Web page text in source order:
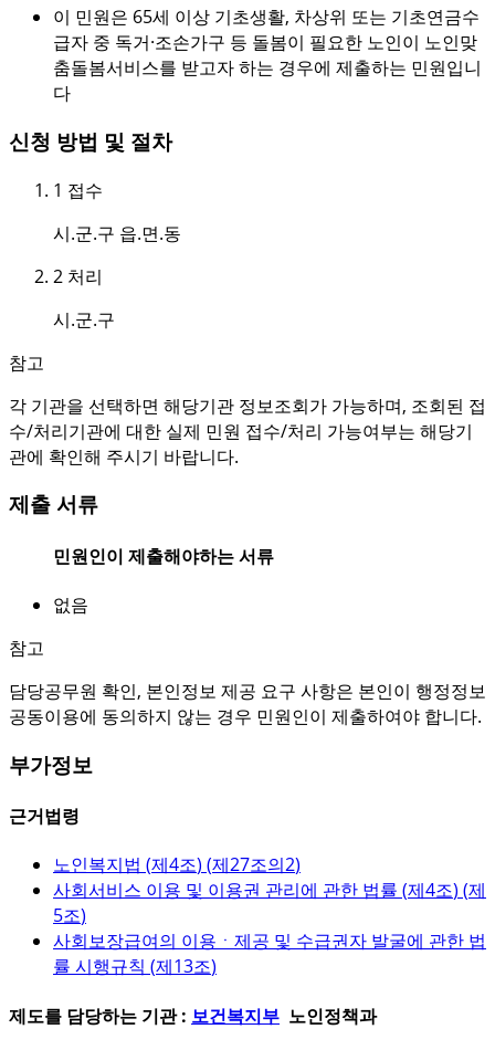
이 민원은 65세 이상 기초생활, 차상위 또는 기초연금수
급자 중 독거·조손가구 등 돌봄이 필요한 노인이 노인맞
춤돌봄서비스를 받고자 하는 경우에 제출하는 민원입니
다
신청 방법 및 절차
1 접수
시.군.구 읍.면.동
2 처리
시.군.구
참고
각 기관을 선택하면 해당기관 정보조회가 가능하며, 조회된 접
수/처리기관에 대한 실제 민원 접수/처리 가능여부는 해당기
관에 확인해 주시기 바랍니다.
제출 서류
민원인이 제출해야하는 서류
없음
참고
담당공무원 확인, 본인정보 제공 요구 사항은 본인이 행정정보
공동이용에 동의하지 않는 경우 민원인이 제출하여야 합니다.
부가정보
근거법령
노인복지법 (제4조) (제27조의2)
사회서비스 이용 및 이용권 관리에 관한 법률 (제4조) (제
5조)
사회보장급여의 이용ㆍ제공 및 수급권자 발굴에 관한 법
률 시행규칙 (제13조)
제도를 담당하는 기관 : 보건복지부 노인정책과